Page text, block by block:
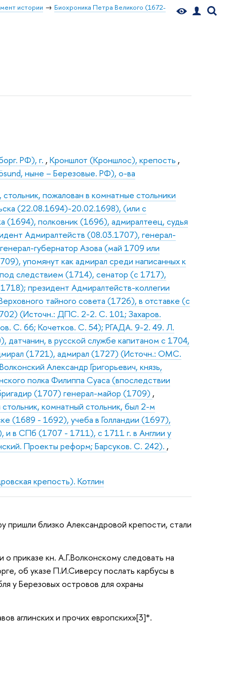
истории
Биохроника Петра Великого (1672-
РФ), г. ,Кроншлот (Кроншлос), крепость ,
ныне – Березовые. РФ), о-ва
пожалован в комнатные стольники
(22.08.1694)-20.02.1698), (или с
полковник (1696), адмиралтеец, судья
Адмиралтейств (08.03.1707), генерал-
губернатор Азова (май 1709 или
упомянут как адмирал среди написанных к
следствием (1714), сенатор (с 1717),
президент Адмиралтейств-коллегии
тайного совета (1726), в отставке (с
(Источн.: ДПС. 2-2. С. 101; Захаров.
С. 66; Кочетков. С. 54); РГАДА. 9-2. 49. Л.
в русской службе капитаном с 1704,
(1721), адмирал (1727) (Источн.: ОМС.
Волконский Александр Григорьевич, князь,
полка Филиппа Суаса (впоследствии
(1707) генерал-майор (1709) ,
комнатный стольник, был 2-м
(1689 - 1692), учеба в Голландии (1697),
в СПб (1707 - 1711), с 1711 г. в Англии у
Проекты реформ; Барсуков. С. 242). ,
крепость). Котлин
пришли близко Александровой крепости, стали
приказе кн. А.Г.Волконскому следовать на
об указе П.И.Сиверсу послать карбусы в
у Березовых островов для охраны
аглинских и прочих европских»[3]*.